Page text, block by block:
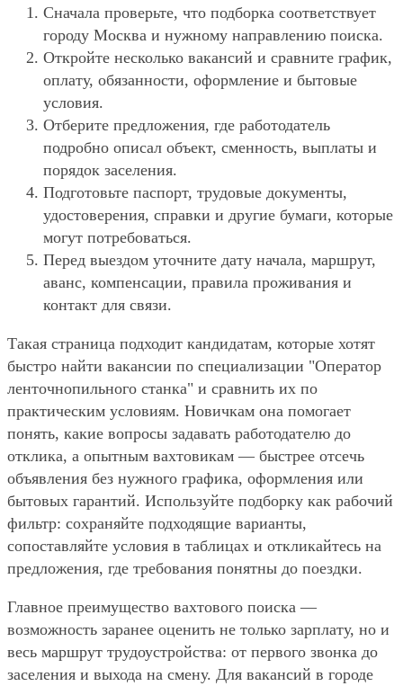
Сначала проверьте, что подборка соответствует
городу Москва и нужному направлению поиска.
Откройте несколько вакансий и сравните график,
оплату, обязанности, оформление и бытовые
условия.
Отберите предложения, где работодатель
подробно описал объект, сменность, выплаты и
порядок заселения.
Подготовьте паспорт, трудовые документы,
удостоверения, справки и другие бумаги, которые
могут потребоваться.
Перед выездом уточните дату начала, маршрут,
аванс, компенсации, правила проживания и
контакт для связи.
Такая страница подходит кандидатам, которые хотят
быстро найти вакансии по специализации "Оператор
ленточнопильного станка" и сравнить их по
практическим условиям. Новичкам она помогает
понять, какие вопросы задавать работодателю до
отклика, а опытным вахтовикам — быстрее отсечь
объявления без нужного графика, оформления или
бытовых гарантий. Используйте подборку как рабочий
фильтр: сохраняйте подходящие варианты,
сопоставляйте условия в таблицах и откликайтесь на
предложения, где требования понятны до поездки.
Главное преимущество вахтового поиска —
возможность заранее оценить не только зарплату, но и
весь маршрут трудоустройства: от первого звонка до
заселения и выхода на смену. Для вакансий в городе